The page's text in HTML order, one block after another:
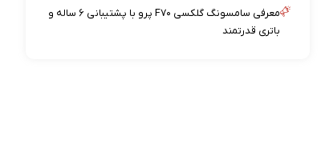
معرفی سامسونگ گلکسی F۷۰ پرو با پشتیبانی ۶ ساله و
باتری قدرتمند